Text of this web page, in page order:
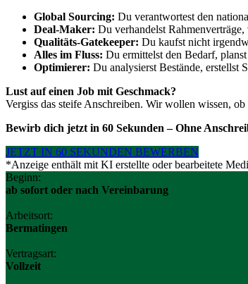
Global Sourcing: Du verantwortest den
Deal-Maker: Du verhandelst
Qualitäts-Gatekeeper: Du kaufst nicht
Alles im Fluss: Du ermittelst den Bedarf,
Optimierer: Du analysierst Bestände, erstellst
Lust auf einen Job mit Geschmack?
Vergiss das steife Anschreiben. Wir wollen wissen,
Bewirb dich jetzt in 60 Sekunden – Ohne
JETZT IN 60 SEKUNDEN BEWERBEN
*Anzeige enthält mit KI erstellte oder bearbeitete
Beginn:
ab sofort oder nach Vereinbarung
Arbeitsort:
Bermatingen
Vertragsart:
Vollzeit